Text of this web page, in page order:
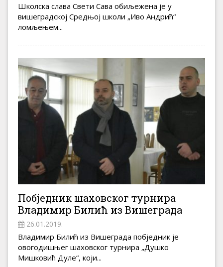
Школска слава Свети Сава обиљежена је у
вишеградској Средњој школи „Иво Андрић“
ломљењем...
Побједник шаховског турнира
Владимир Билић из Вишеграда
26.01.2019.
Владимир Билић из Вишеграда побједник је
овогодишњег шаховског турнира „Душко
Мишковић Дуле“, који...